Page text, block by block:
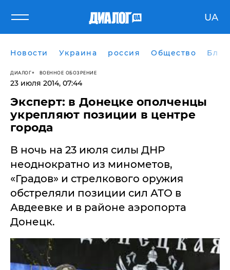
UA
Новости Украина россия Общество
ДИАЛОГ ВОЕННОЕ ОБОЗРЕНИЕ
23 июля 2014, 07:44
Эксперт: в Донецке ополченцы
укрепляют позиции в центре
города
В ночь на 23 июля силы ДНР
неоднократно из минометов,
«Градов» и стрелкового оружия
обстреляли позиции сил АТО в
Авдеевке и в районе аэропорта
Донецк.